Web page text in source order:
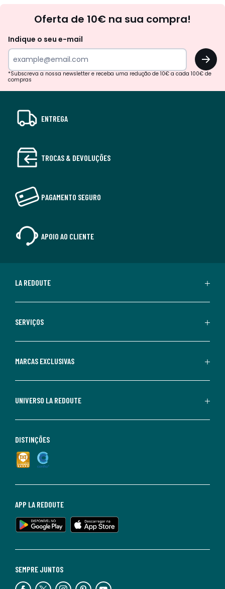
Oferta de 10€ na sua compra!
Indique o seu e-mail
OK
*Subscreva a nossa newsletter e receba uma redução de 10€ a cada 100€ de
compras
ENTREGA
TROCAS & DEVOLUÇÕES
PAGAMENTO SEGURO
APOIO AO CLIENTE
LA REDOUTE
SERVIÇOS
MARCAS EXCLUSIVAS
UNIVERSO LA REDOUTE
SEMPRE JUNTOS
APP LA REDOUTE
DISTINÇÕES